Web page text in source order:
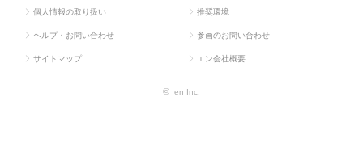
個人情報の取り扱い 推奨環境
ヘルプ・お問い合わせ 参画のお問い合わせ
サイトマップ エン会社概要
© en Inc.